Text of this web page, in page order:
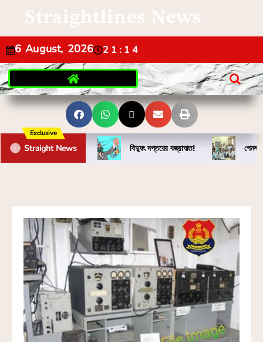
Straightlines News
6 August, 2026 21:14
Exclusive
Straight News বিদ্যুৎ দপ্তরের বজ্রাঘাত! পেনশন